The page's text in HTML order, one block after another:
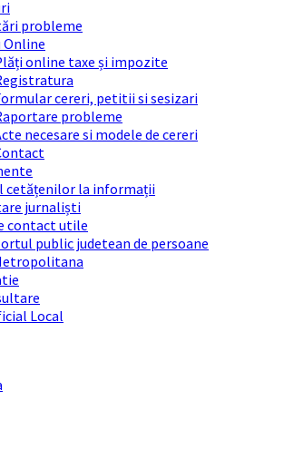
probleme
Online
online taxe și impozite
cereri, petitii si sesizari
probleme
necesare si modele de cereri
cetățenilor la informații
jurnaliști
contact utile
public judetean de persoane
Local